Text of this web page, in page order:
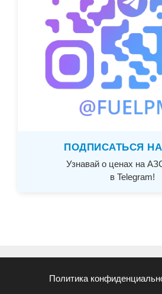
ПОДПИСАТЬСЯ
Узнавай о ценах на
в Telegram!
Политика